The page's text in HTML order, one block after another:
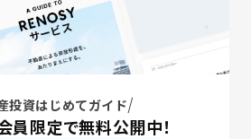
投資はじめてガイド
員限定で無料公開中！